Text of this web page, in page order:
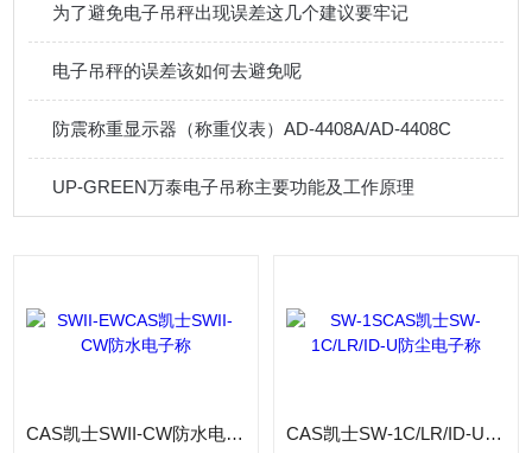
为了避免电子吊秤出现误差这几个建议要牢记
电子吊秤的误差该如何去避免呢
防震称重显示器（称重仪表）AD-4408A/AD-4408C
UP-GREEN万泰电子吊称主要功能及工作原理
CAS凯士SWII-CW防水电子称 CAS凯士SW-1C/LR/ID-U防尘电子称